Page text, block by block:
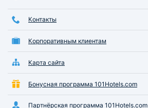
Контакты
Корпоративным клиентам
Карта сайта
Бонусная программа 101Hotels.com
Партнёрская программа 101Hotels.com